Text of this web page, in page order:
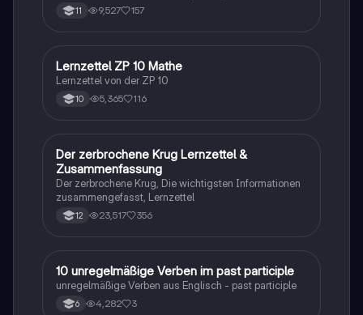
11 9,527 157
Mathe
Lernzettel ZP 10 Mathe
Lernzettel von der ZP 10
10 5,365 116
Deutsch
Der zerbrochene Krug Lernzettel &
Zusammenfassung
Der zerbrochene Krug, Die wichtigsten Informationen
zusammengefasst, Lernzettel
12 23,517 356
1 Englisch
10 unregelmäßige Verben im past participle
unregelmäßige Verben aus Englisch - past participle
6 4,282 3